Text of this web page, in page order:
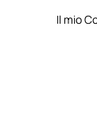
Il mio